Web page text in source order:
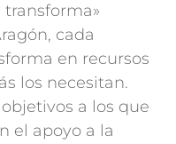
transforma»
cada
en recursos
los necesitan.
a los que
el apoyo a la